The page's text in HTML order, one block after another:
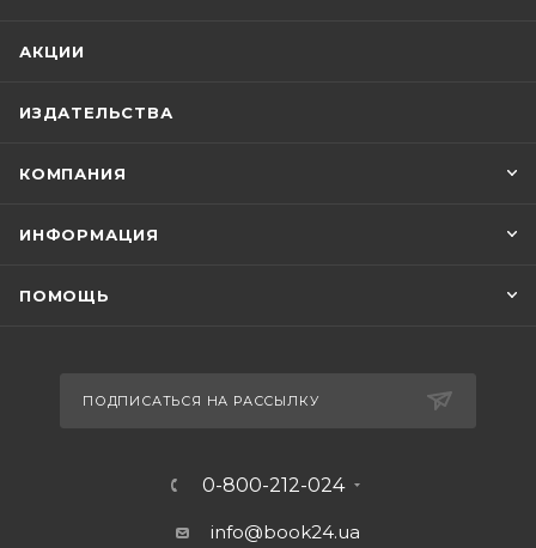
АКЦИИ
ИЗДАТЕЛЬСТВА
КОМПАНИЯ
ИНФОРМАЦИЯ
ПОМОЩЬ
ПОДПИСАТЬСЯ НА РАССЫЛКУ
0-800-212-024
info@book24.ua